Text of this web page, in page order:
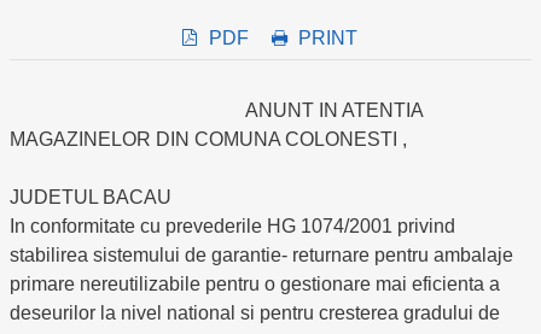
PDF PRINT
ANUNT IN ATENTIA
MAGAZINELOR DIN COMUNA COLONESTI ,
JUDETUL BACAU
In conformitate cu prevederile HG 1074/2001 privind
stabilirea sistemului de garantie- returnare pentru ambalaje
primare nereutilizabile pentru o gestionare mai eficienta a
deseurilor la nivel national si pentru cresterea gradului de